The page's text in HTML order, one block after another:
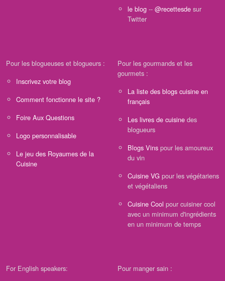
le blog -- @recettesde sur
Twitter
Pour les blogueuses et blogueurs :
Inscrivez votre blog
Comment fonctionne le site ?
Foire Aux Questions
Logo personnalisable
Le jeu des Royaumes de la
Cuisine
Pour les gourmands et les
gourmets :
La liste des blogs cuisine en
français
Les livres de cuisine des
blogueurs
Blogs Vins pour les amoureux
du vin
Cuisine VG pour les végétariens
et végétaliens
Cuisine Cool pour cuisiner cool
avec un minimum d'ingrédients
en un minimum de temps
For English speakers: Pour manger sain :